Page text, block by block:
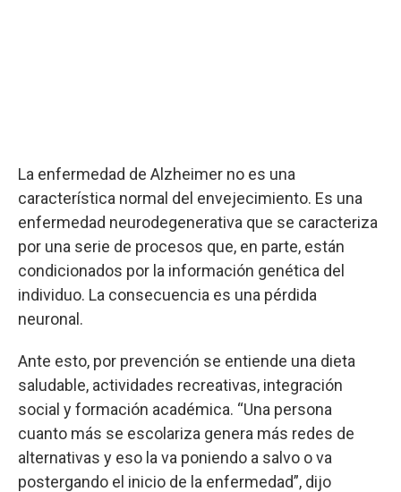
La enfermedad de Alzheimer no es una
característica normal del envejecimiento. Es una
enfermedad neurodegenerativa que se caracteriza
por una serie de procesos que, en parte, están
condicionados por la información genética del
individuo. La consecuencia es una pérdida
neuronal.
Ante esto, por prevención se entiende una dieta
saludable, actividades recreativas, integración
social y formación académica. “Una persona
cuanto más se escolariza genera más redes de
alternativas y eso la va poniendo a salvo o va
postergando el inicio de la enfermedad”, dijo